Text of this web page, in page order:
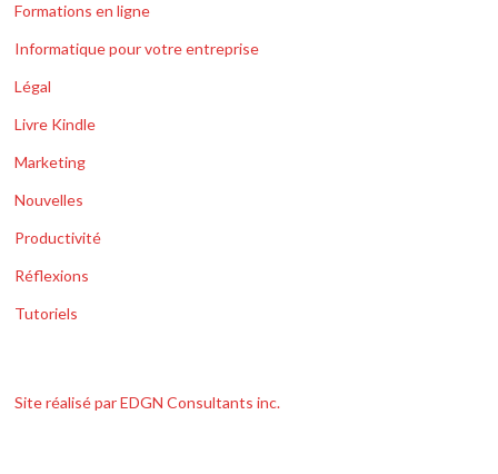
Formations en ligne
Informatique pour votre entreprise
Légal
Livre Kindle
Marketing
Nouvelles
Productivité
Réflexions
Tutoriels
Site réalisé par EDGN Consultants inc.